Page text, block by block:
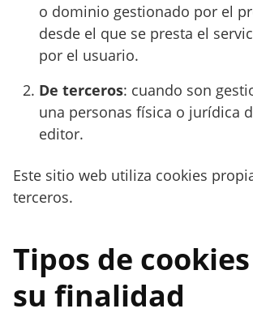
o dominio gestionado por el
desde el que se presta el
por el usuario.
De terceros: cuando son
una personas física o jurídica
editor.
Este sitio web utiliza cookies
terceros.
Tipos de
su finalidad